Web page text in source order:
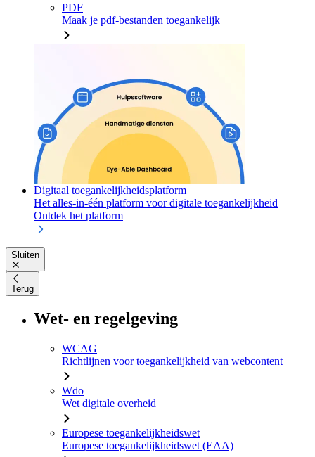
PDF
Maak je pdf-bestanden toegankelijk
Digitaal toegankelijkheidsplatform
Het alles-in-één platform voor digitale toegankelijkheid
Ontdek het platform
Sluiten
Terug
Wet- en regelgeving
WCAG
Richtlijnen voor toegankelijkheid van webcontent
Wdo
Wet digitale overheid
Europese toegankelijkheidswet
Europese toegankelijkheidswet (EAA)